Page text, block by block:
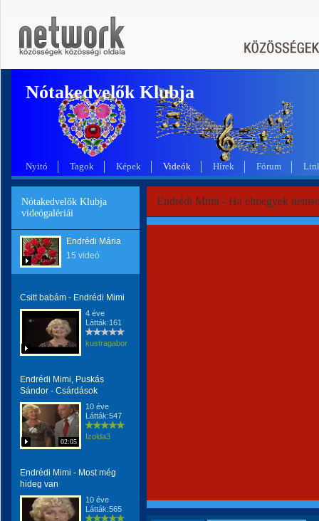
Nótakedvelők Klubja
Nyitó Tagok Képek Videók Hírek Fórum
Nótakedvelők Klubja
videógalériái
Endrédi Mária
15 videó
Csitt babám - Endrédi Mimi
4 éve
Látták:161
kustragabor
Endrédi Mimi, Puskás
Sándor - Csárdások
02:05
10 éve
Látták:547
Izolda3
Endrédi Mimi - Most még
hideg van
10 éve
Látták:565
Endrédi Mimi - Ha elmegyek